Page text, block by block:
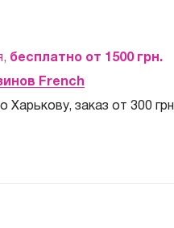
бесплатно от 1500 грн.
French
Харькову, заказ от 300 грн